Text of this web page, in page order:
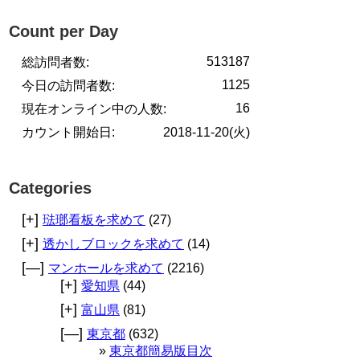
Count per Day
513187
総訪問者数:
1125
今日の訪問者数:
16
現在オンライン中の人数:
2018-11-20(火)
カウント開始日:
Categories
[+] 琺瑯看板を求めて (27)
[+] 透かしブロックを求めて (14)
[—] マンホールを求めて (2216)
[+] 愛知県 (44)
[+] 富山県 (81)
[—] 東京都 (632)
東京都簡易版目次